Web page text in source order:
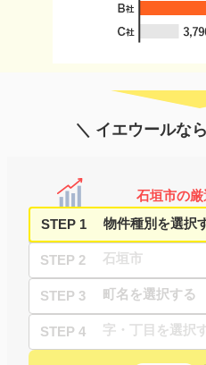
＼ イエウールな
石垣市の
STEP 1
STEP 2
STEP 3
STEP 4